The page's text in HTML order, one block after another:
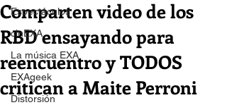
Espectáculos
cinEXA
La música EXA
EXAgeek
Distorsión
Comparten video de los
RBD ensayando para
reencuentro y TODOS
critican a Maite Perroni